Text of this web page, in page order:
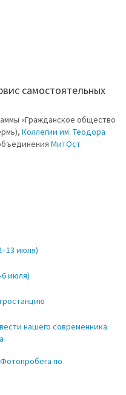
самостоятельных
«Гражданское общество
Коллегии им. Теодора
МитОст
июля)
июля)
нашего современника
по